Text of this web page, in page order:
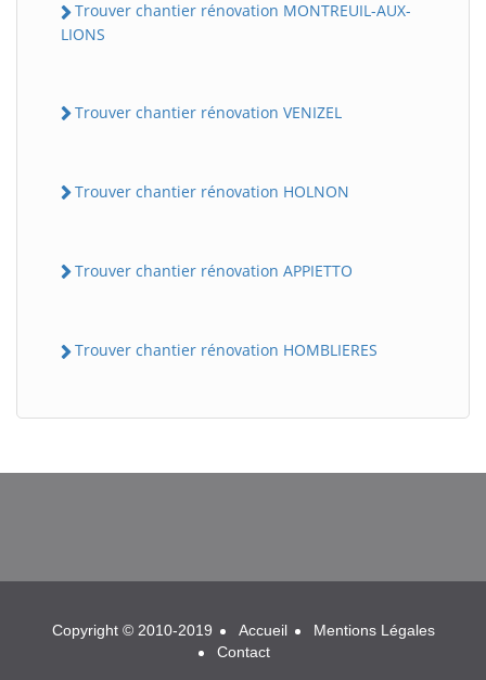
Trouver chantier rénovation MONTREUIL-AUX-
LIONS
Trouver chantier rénovation VENIZEL
Trouver chantier rénovation HOLNON
Trouver chantier rénovation APPIETTO
Trouver chantier rénovation HOMBLIERES
Assistant en ligne
Copyright © 2010-2019 Accueil
Mentions Légales
Contact